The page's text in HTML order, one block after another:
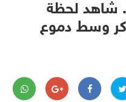
شاهد لحظة
وسط دموع